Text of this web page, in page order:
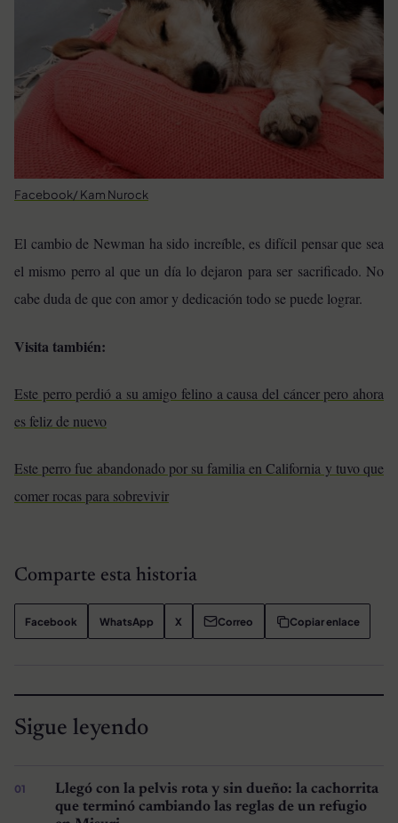
Facebook/ Kam Nurock
El cambio de Newman ha sido increíble, es difícil pensar que sea
el mismo perro al que un día lo dejaron para ser sacrificado. No
cabe duda de que con amor y dedicación todo se puede lograr.
Visita también:
Este perro perdió a su amigo felino a causa del cáncer pero ahora
es feliz de nuevo
Este perro fue abandonado por su familia en California y tuvo que
comer rocas para sobrevivir
Comparte esta historia
Facebook WhatsApp X Correo Copiar enlace
Sigue leyendo
Llegó con la pelvis rota y sin dueño: la cachorrita
que terminó cambiando las reglas de un refugio